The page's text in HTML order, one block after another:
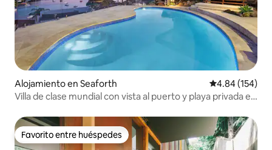
Alojamiento en Seaforth Calificación
4.84 (154)
Villa de clase mundial con vista al puerto y playa privada en
Favorito entre huéspedes
Favorito entre huéspedes